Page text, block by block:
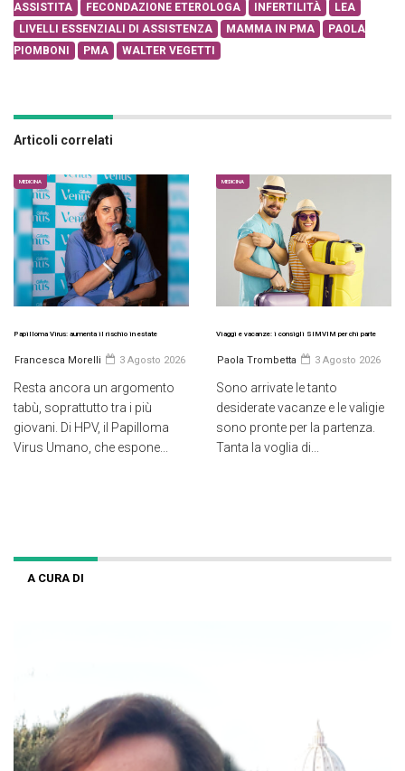
ASSISTITA
FECONDAZIONE ETEROLOGA INFERTILITÀ
LEA
LIVELLI ESSENZIALI DI ASSISTENZA
MAMMA IN PMA
PAOLA
PIOMBONI
PMA WALTER VEGETTI
Articoli correlati
MEDICINA
Papilloma Virus: aumenta il rischio in estate
Francesca Morelli 3 Agosto 2026
Resta ancora un argomento
tabù, soprattutto tra i più
giovani. Di HPV, il Papilloma
Virus Umano, che espone...
MEDICINA
Viaggi e vacanze: i consigli SIMVIM per chi parte
Paola Trombetta 3 Agosto 2026
Sono arrivate le tanto
desiderate vacanze e le valigie
sono pronte per la partenza.
Tanta la voglia di...
A CURA DI